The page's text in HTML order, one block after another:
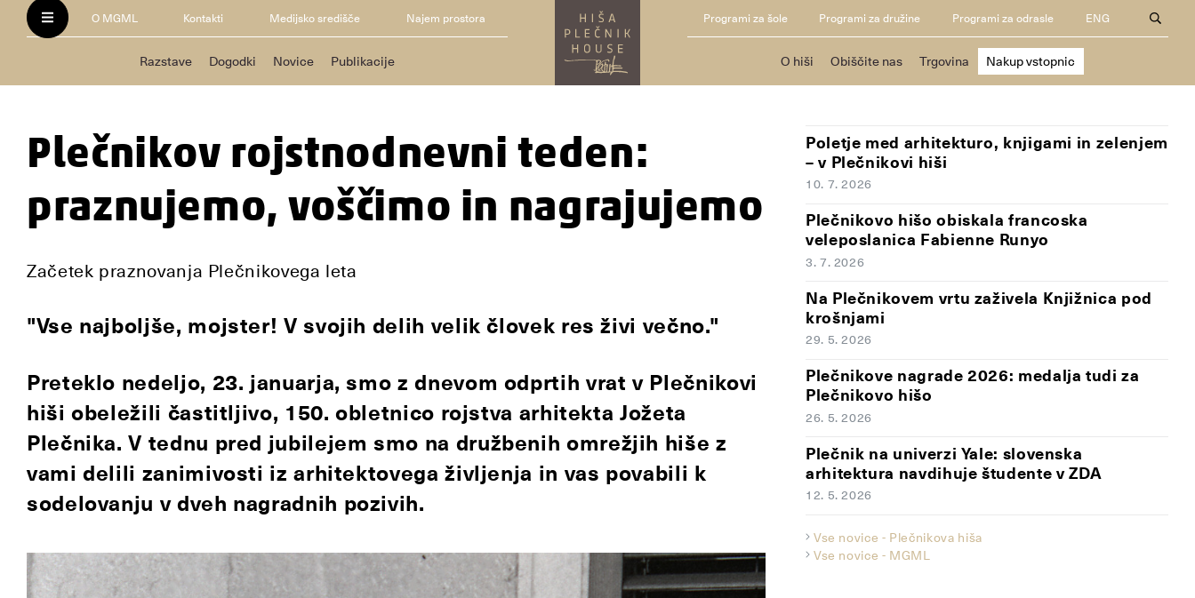
O MGML Kontakti Medijsko središče Najem prostora
Razstave Dogodki Novice Publikacije
Programi za šole Programi za družine Programi za odrasle ENG
O hiši Obiščite nas Trgovina Nakup vstopnic
Plečnikov rojstnodnevni teden:
praznujemo, voščimo in nagrajujemo
Začetek praznovanja Plečnikovega leta
"Vse najboljše, mojster! V svojih delih velik človek res živi večno."
Preteklo nedeljo, 23. januarja, smo z dnevom odprtih vrat v Plečnikovi
hiši obeležili častitljivo, 150. obletnico rojstva arhitekta Jožeta
Plečnika. V tednu pred jubilejem smo na družbenih omrežjih hiše z
vami delili zanimivosti iz arhitektovega življenja in vas povabili k
sodelovanju v dveh nagradnih pozivih.
Poletje med arhitekturo, knjigami in zelenjem
– v Plečnikovi hiši
10. 7. 2026
Plečnikovo hišo obiskala francoska
veleposlanica Fabienne Runyo
3. 7. 2026
Na Plečnikovem vrtu zaživela Knjižnica pod
krošnjami
29. 5. 2026
Plečnikove nagrade 2026: medalja tudi za
Plečnikovo hišo
26. 5. 2026
Plečnik na univerzi Yale: slovenska
arhitektura navdihuje študente v ZDA
12. 5. 2026
Vse novice - Plečnikova hiša
Vse novice - MGML